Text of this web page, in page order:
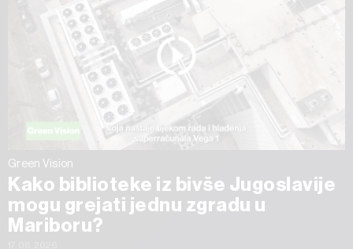
Green Vision
Kako biblioteke iz bivše Jugoslavije
mogu grejati jednu zgradu u
Mariboru?